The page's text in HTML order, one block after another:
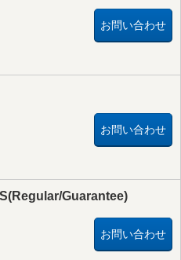
お問い合わせ
お問い合わせ
Guarantee)
お問い合わせ